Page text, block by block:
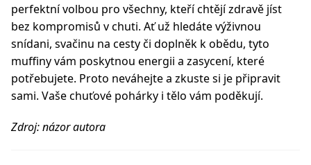
perfektní volbou pro všechny, kteří chtějí zdravě jíst
bez kompromisů v chuti. Ať už hledáte výživnou
snídani, svačinu na cesty či doplněk k obědu, tyto
muffiny vám poskytnou energii a zasycení, které
potřebujete. Proto neváhejte a zkuste si je připravit
sami. Vaše chuťové pohárky i tělo vám poděkují.
Zdroj: názor autora